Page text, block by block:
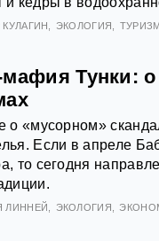
КУЛАГИН ЭКОЛОГИЯ
Тунки:
о «мусорном»
Если в апреле
то сегодня
ЛИННЕЙ ЭКОЛОГИЯ